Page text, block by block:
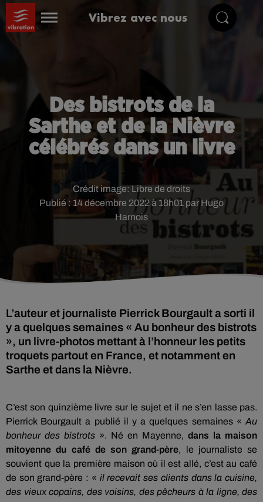
Vibrez avec nous
Des bistrots de la
Sarthe et de la Nièvre
célébrés dans un livre
Publié : 14 décembre 2022 à 18h01 par Hugo
Harnois
Crédit image: Libre de droits
L’auteur et journaliste Pierrick Bourgault a sorti il
y a quelques semaines « Au bonheur des bistrots
», un livre-photos mettant à l’honneur les petits
troquets partout en France, et notamment en
Sarthe et dans la Nièvre.
C’est son quinzième livre sur le sujet et il ne s’en lasse pas.
Pierrick Bourgault a publié il y a quelques semaines « Au
bonheur des bistrots ». Né en Mayenne, dans la maison
mitoyenne du café de son grand-père, le journaliste se
souvient que la première maison où il est allé, c’est au café
de son grand-père : « il recevait ses clients dans la cuisine,
des vieux copains, des voisins, des pêcheurs à la ligne, des